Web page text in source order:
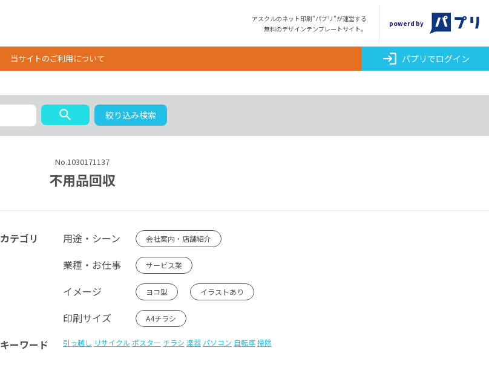
アスクルのネット印刷"パプリ"が運営する
無料のデザインテンプレートサイト。
powerd by
当サイトのご利用について login パプリでログイン
search 絞り込み検索
No.1030171137
不用品回収
カテゴリ 用途・シーン 会社案内・店舗紹介
業種・お仕事 サービス業
イメージ ヨコ型 イラストあり
印刷サイズ A4チラシ
キーワード 引っ越し リサイクル ポスター チラシ 楽器 パソコン 自転車掃除